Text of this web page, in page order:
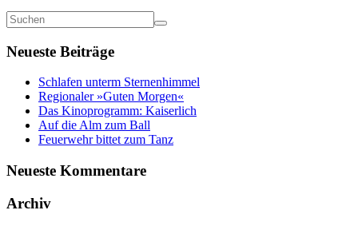
Neueste Beiträge
Schlafen unterm Sternenhimmel
Regionaler »Guten Morgen«
Das Kinoprogramm: Kaiserlich
Auf die Alm zum Ball
Feuerwehr bittet zum Tanz
Neueste Kommentare
Archiv